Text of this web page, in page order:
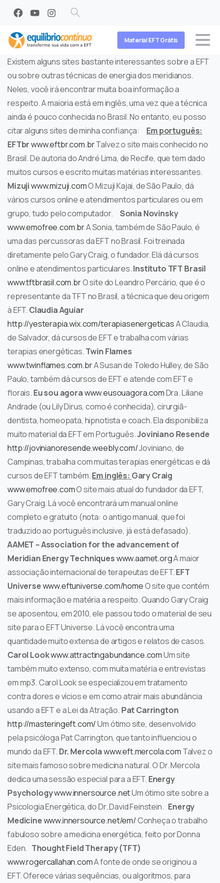
Search
Material EFT Grátis
Existem alguns sites bastante interessantes sobre a EFT
ou sobre outras técnicas de energia dos meridianos.
Neles, você irá encontrar muita boa informação a
respeito. A maioria está em inglês, uma vez que a técnica
ainda é pouco conhecida no Brasil. No entanto, eu posso
citar alguns sites de minha confiança:
Em português:
EFTbrwww.eftbr.com.brTalvez o site mais conhecido no
Brasil. De autoria do André Lima, de Recife, que tem dado
muitos cursos e escrito muitas matérias interessantes.
Mizujiwww.mizuji.comO Mizuji Kajai, de São Paulo, dá
vários cursos online e atendimentos particulares ou em
grupo, tudo pelo computador.
Sonia Novinsky
www.emofree.com.brA Sonia, também de São Paulo, é
uma das percussoras da EFT no Brasil. Foi treinada
diretamente pelo Gary Craig, o fundador. Elá dá cursos
online e atendimentos particulares.Instituto TFT Brasil
www.tftbrasil.com.brO site do Leandro Percário, que é o
representante da TFT no Brasil, a técnica que deu origem
à EFT. Claudia Aguiar
http://yesterapia.wix.com/terapiasenergeticasA Claudia,
de Salvador, dá cursos de EFT e trabalha com várias
terapias energéticas.Twin Flames
www.twinflames.com.brA Susan de Toledo Hulley, de São
Paulo, também dá cursos de EFT e atende com EFT e
florais. Eu sou agorawww.eusouagora.comDra. Liliane
Andrade (ou Lily Dirus, como é conhecida), cirurgiã-
dentista, homeopata, hipnotista e coach. Ela disponibiliza
muito material da EFT em Português.Joviniano Resende
http://jovinianoresende.weebly.com/Joviniano, de
Campinas, trabalha com muitas terapias energéticas e dá
cursos de EFT também.Em inglês: Gary Craig
www.emofree.comO site mais atual do fundador da EFT,
Gary Craig. Lá você encontrará um manual online
completo e gratuito (nota: o antigo manual, que foi
traduzido ao português inclusive, já está defasado).
AAMET – Association for the advancement of
Meridian Energy Techniqueswww.aamet.orgA maior
associação internacional de terapeutas de EFT.EFT
Universewww.eftuniverse.com/homeO site que contém
mais informação e matéria a respeito. Quando Gary Craig
se aposentou, em 2010, ele passou todo o material de seu
site para o EFT Universe. Lá você encontra uma
quantidade muito extensa de artigos e relatos de casos.
Carol Lookwww.attractingabundance.comUm site
também muito extenso, com muita matéria e entrevistas
em mp3. Carol Look se especializou em tratamento
contra dores e vícios e em como atrair mais abundância
usando a EFT e a Lei da Atração. Pat Carrington
http://masteringeft.com/Um ótimo site, desenvolvido
pela psicóloga Pat Carrington, que tanto influenciou o
mundo da EFT. Dr. Mercolawww.eft.mercola.com Talvez o
site mais famoso sobre medicina natural. O Dr. Mercola
dedica uma sessão especial para a EFT. Energy
Psychologywww.innersource.netUm ótimo site sobre a
Psicologia Energética, do Dr. David Feinstein. Energy
Medicinewww.innersource.net/em/Conheça o trabalho
fabuloso sobre a medicina energética, feito por Donna
Eden. Thought Field Therapy (TFT)
www.rogercallahan.comA fonte de onde se originou a
EFT. Oferece várias sequências, ou algoritmos, para